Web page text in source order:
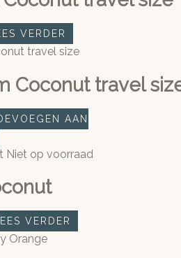
VERDER
Coconut travel
AAN
Niet op voorraad
VERDER